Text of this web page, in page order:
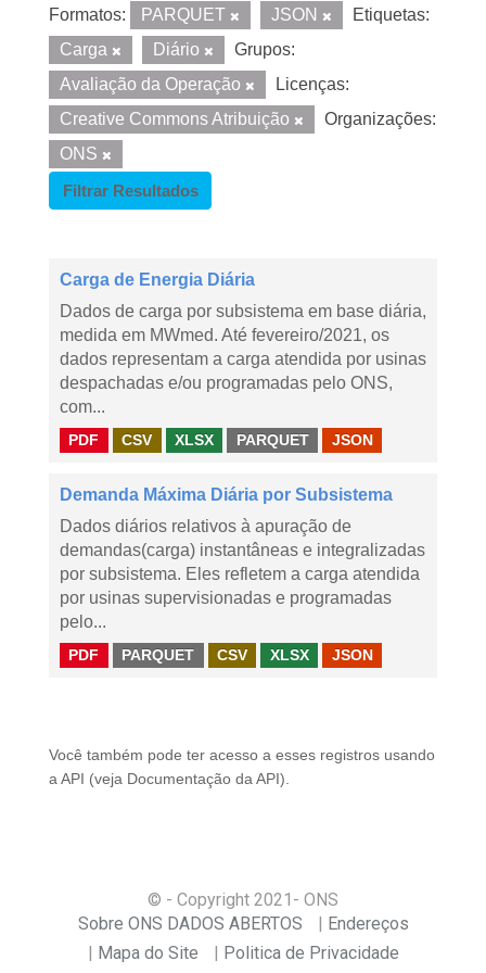
Formatos: PARQUET JSON
Etiquetas:
Carga
Diário
Grupos:
Avaliação da Operação
Licenças:
Creative Commons Atribuição
Organizações:
ONS
Filtrar Resultados
Carga de Energia Diária
Dados de carga por subsistema em base diária,
medida em MWmed. Até fevereiro/2021, os
dados representam a carga atendida por usinas
despachadas e/ou programadas pelo ONS,
com...
PDF CSV XLSX PARQUET JSON
Demanda Máxima Diária por Subsistema
Dados diários relativos à apuração de
demandas(carga) instantâneas e integralizadas
por subsistema. Eles refletem a carga atendida
por usinas supervisionadas e programadas
pelo...
PDF PARQUET CSV XLSX JSON
Você também pode ter acesso a esses registros usando
a API (veja Documentação da API ).
© - Copyright 2021 - ONS
Sobre ONS DADOS ABERTOS
Endereços
Mapa do Site
Politica de Privacidade